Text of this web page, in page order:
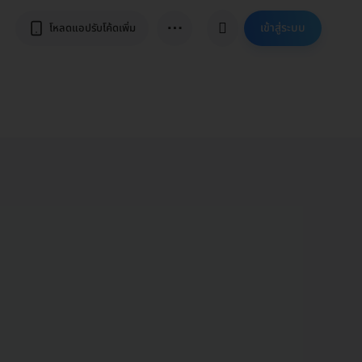
โหลดแอปรับโค้ดเพิ่ม ⋯ เข้าสู่ระบบ